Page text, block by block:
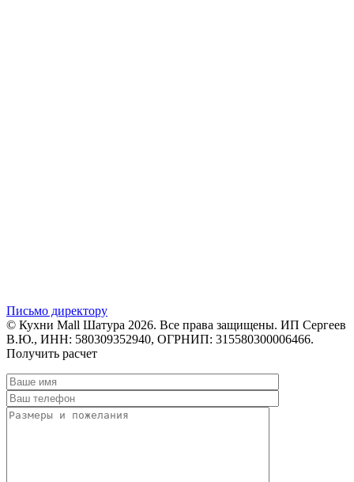
Письмо директору
© Кухни Mall Шатура 2026. Все права защищены. ИП Сергеев
В.Ю., ИНН: 580309352940, ОГРНИП: 315580300006466.
Получить расчет